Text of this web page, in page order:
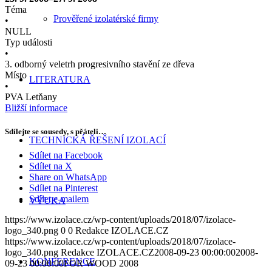
Prověřené izolatérské firmy
LITERATURA
TECHNICKÁ ŘEŠENÍ IZOLACÍ
VÝUKA
KONFERENCE
Téma
•
NULL
Typ události
•
3. odborný veletrh progresivního stavění ze dřeva
Místo
•
PVA Letňany
Bližší informace
Sdílejte se sousedy, s přáteli…
Sdílet na Facebook
Sdílet na X
Share on WhatsApp
Sdílet na Pinterest
Sdílet e-mailem
https://www.izolace.cz/wp-content/uploads/2018/07/izolace-
logo_340.png 0 0 Redakce IZOLACE.CZ
https://www.izolace.cz/wp-content/uploads/2018/07/izolace-
logo_340.png Redakce IZOLACE.CZ2008-09-23 00:00:002008-
09-23 00:00:00FOR WOOD 2008